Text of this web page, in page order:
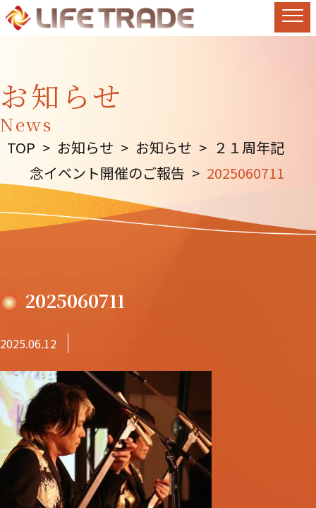
お知らせ
News
TOP > お知らせ > お知らせ > ２１周年記
念イベント開催のご報告 > 2025060711
2025060711
2025.06.12